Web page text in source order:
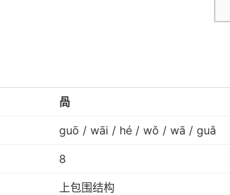
咼
guō / wāi / hé / wǒ / wā / guǎ
8
上包围结构